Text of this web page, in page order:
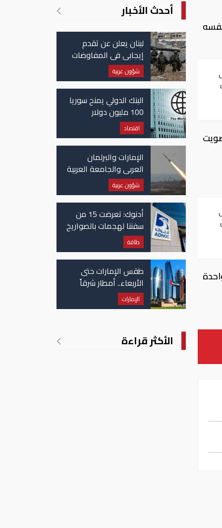
أحدث الأخبار
لبنان يعلن عن تقدم
إيجابي في المفاوضات
مع إسرائيل.. وأمريكا
تضغط لوقف النار في
غزة
شؤون عربية
البنك الدولي يمنح سوريا
100 مليون دولار
اقتصاد
الإمارات والبرلمان
العربي والجامعة العربية
يدينون الهجوم الحوثي
على نجران بالسعودية
شؤون عربية
أدنوك: تعرضت 15 من
سفننا لهجمات بالصواريخ
والطائرات المسيّرة منذ
بداية النزاع
طاقة
طقس الإمارات حتى
الأربعاء.. أمطار شرقاً
وجنوباً وانخفاض
تدريجي للحرارة
الإمارات
الأكثر قراءة